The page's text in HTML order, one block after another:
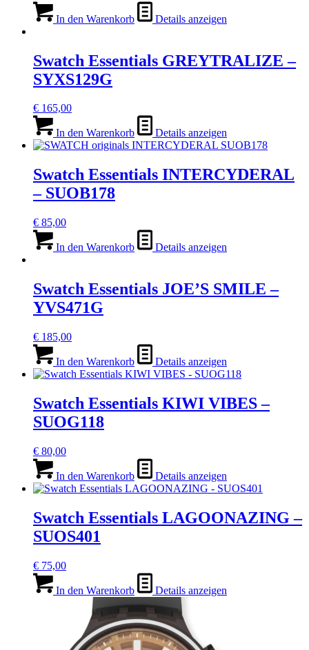
In den Warenkorb Details anzeigen
Swatch Essentials GREYTRALIZE –
SYXS129G
€ 165,00
In den Warenkorb Details anzeigen
Swatch Essentials INTERCYDERAL
– SUOB178
€ 85,00
In den Warenkorb Details anzeigen
Swatch Essentials JOE’S SMILE –
YVS471G
€ 185,00
In den Warenkorb Details anzeigen
Swatch Essentials KIWI VIBES –
SUOG118
€ 80,00
In den Warenkorb Details anzeigen
Swatch Essentials LAGOONAZING –
SUOS401
€ 75,00
In den Warenkorb Details anzeigen